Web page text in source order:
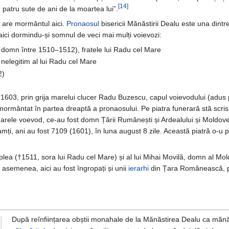
sute de ani de la moartea lui”. [14]
mormântul aici. Pronaosul bisericii Mănăstirii Dealu este una
dormindu-și somnul de veci mai mulți voievozi:
între 1510–1512), fratele lui Radu cel Mare
al lui Radu cel Mare
prin grija marelui clucer Radu Buzescu, capul voievodului (adus
în partea dreaptă a pronaosului. Pe piatra funerară stă
voevod, ce-au fost domn Țării Rumânești și Ardealului și
ani au fost 7109 (1601), în luna august 8 zile. Această piatră o-u
(†1511, sora lui Radu cel Mare) și al lui Mihai Movilă, domn al
asemenea, aici au fost îngropați și unii ierarhi din Țara Românească,
După reînființarea obștii monahale de la Mănăstirea Dealu ca